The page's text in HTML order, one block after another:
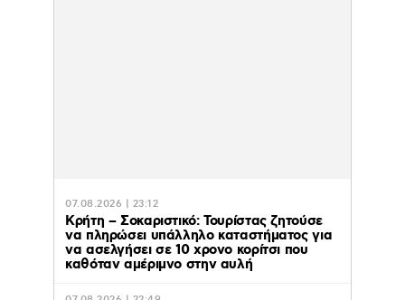
07.08.2026 | 23:12
Κρήτη – Σοκαριστικό: Τουρίστας ζητούσε
να πληρώσει υπάλληλο καταστήματος για
να ασελγήσει σε 10 χρονο κορίτσι που
καθόταν αμέριμνο στην αυλή